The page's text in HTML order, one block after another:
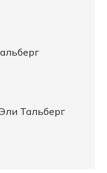
Тальберг